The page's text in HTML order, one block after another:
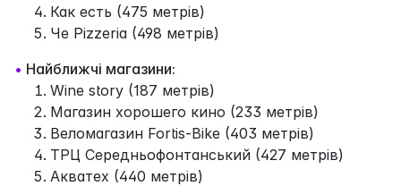
Как есть (475 метрів)
Че Pizzeria (498 метрів)
• Найближчі магазини:
Wine story (187 метрів)
Магазин хорошего кино (233 метрів)
Веломагазин Fortis-Bike (403 метрів)
ТРЦ Середньофонтанський (427 метрів)
Акватех (440 метрів)